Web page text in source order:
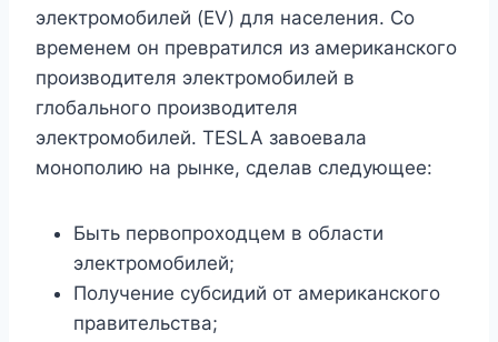
электромобилей (EV) для населения. Со
временем он превратился из американского
производителя электромобилей в
глобального производителя
электромобилей. TESLA завоевала
монополию на рынке, сделав следующее:
Быть первопроходцем в области
электромобилей;
Получение субсидий от американского
правительства;